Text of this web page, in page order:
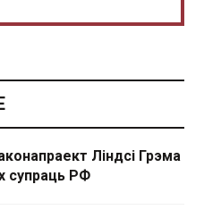
Ліндсі Грэма
супраць РФ